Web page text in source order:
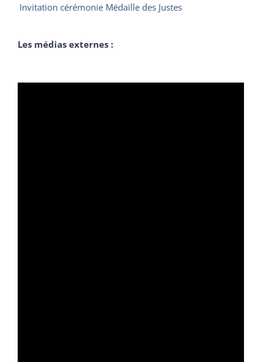
Invitation cérémonie Médaille des Justes
Les médias externes :